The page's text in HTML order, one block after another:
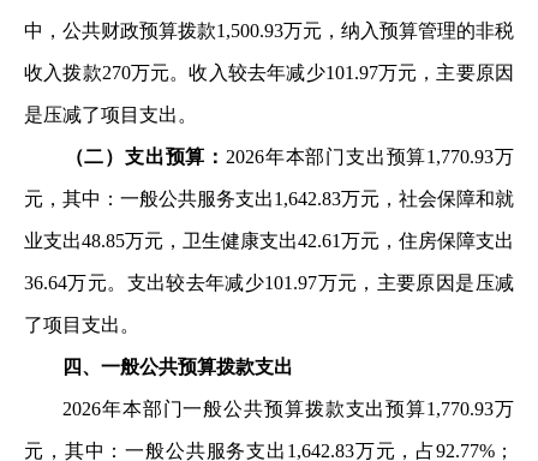
中，公共财政预算拨款1,500.93万元，纳入预算管理的非税
收入拨款270万元。收入较去年减少101.97万元，主要原因
是压减了项 目支出。
（二）支出预算： 2026年本部门支出预算1,770.93万
元 ，其中：一般公共服务支出1,642.83万元，社会保障和就
业支出48.85万元，卫生健康支出42.61万元，住房保障支出
36.64万元。支出较去年减少101.97万元，主要原因是压减
了项目支出。
四、一般公共预算拨款支出
2026年本部门一般公共预算拨款支出预算1,770.93万
元 ，其中：一般公共服务支出1,642.83万元，占92.77%；